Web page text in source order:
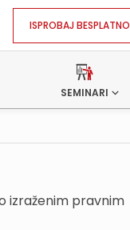
ISPROBAJ BESPLATNO
SEMINARI
izraženim pravnim